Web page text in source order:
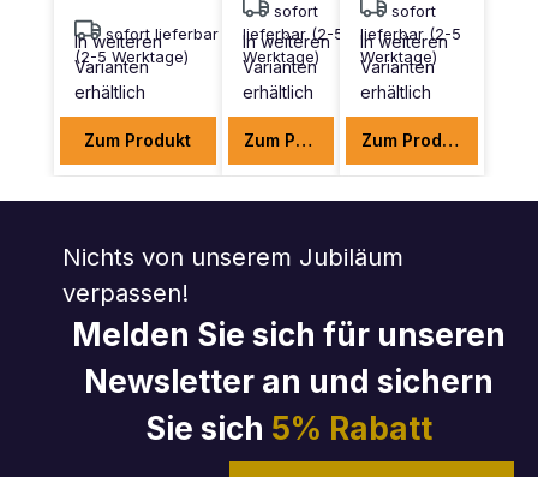
sofort lieferbar
(2-5 Werktage)
In weiteren
Varianten
erhältlich
Zum Produkt
sofort
lieferbar (2-5
Werktage)
In weiteren
Varianten
erhältlich
Zum Produkt
sofort
lieferbar (2-5
Werktage)
In weiteren
Varianten
erhältlich
Zum Produkt
Nichts von unserem Jubiläum
verpassen!
Melden Sie sich für unseren
Newsletter an und sichern
Sie sich 5% Rabatt